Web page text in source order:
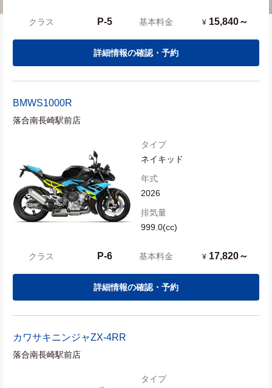
クラス P-5 基本料金 ¥ 15,840～
詳細情報の確認・予約
BMWS1000R
落合南長崎駅前店
タイプ
ネイキッド
年式
2026
排気量
999.0(cc)
クラス P-6 基本料金 ¥ 17,820～
詳細情報の確認・予約
カワサキニンジャZX-4RR
落合南長崎駅前店
タイプ